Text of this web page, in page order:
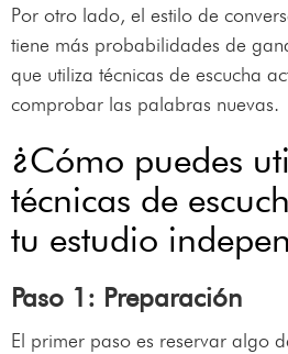
Por otro lado, el estilo de
tiene más probabilidades de
que utiliza técnicas de escucha
comprobar las palabras nuevas.
¿Cómo puedes
técnicas de
tu estudio
Paso 1: Preparación
El primer paso es reservar algo